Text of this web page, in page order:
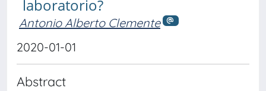
laboratorio?
Antonio Alberto Clemente
2020-01-01
Abstract